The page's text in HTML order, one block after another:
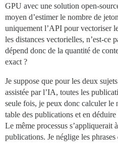
GPU avec une solution open-
moyen d’estimer le nombre de
uniquement l’API pour vectoriser
les distances vectorielles, n’est-ce
dépend donc de la quantité de
exact ?
Je suppose que pour les deux
assistée par l’IA, toutes les
seule fois, je peux donc calculer le
table des publications et en
Le même processus s’appliquerait
publications. Je néglige les